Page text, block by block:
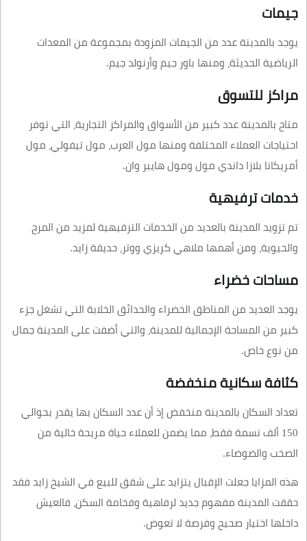
جيمات
يوجد بالمدينة عدد من الجيمات المزودة بمجموعة من المعدات
الرياضية الحديثة، ومنها باور جيم وأرنولد جيم.
مراكز للتسوق
متاح بالمدينة عدد كبير من الأسواق والمراكز التجارية، التي توفر
احتياجات العملاء المختلفة ومنها مول العرب، مول تيفولي، مول
أمريكانا بلازا داندي مول ومول هايبر وان.
خدمات ترفيهية
تم تزويد المدينة بالعديد من الخدمات الترفيهية لمزيد من المرح
والحيوية، ومن أهمها ملاهي كريزي ووتر، حديقة زايد.
مساحات خضراء
يوجد العديد من المناطق الخضراء والحدائق الخلابة التي تشغل جزء
كبير من المساحة الإجمالية للمدينة، والتي أضفت على المدينة جمال
من نوع خاص.
كثافة سكانية منخفضة
تعداد السكان بالمدينة منخفض إذ أن عدد السكان بها يقدر بحوالي
150 ألف نسمة فقط، مما يضمن للعملاء حياة مريحة خالية من
الصخب والضوضاء.
هذه المزايا جعلت الإقبال يتزايد على شقق للبيع في الشيخ زايد فقد
حققت المدينة مفهوم جديد لرفاهية وفخامة السكن، فالعيش
داخلها اختيار صحيح وفرصة لا تعوض.